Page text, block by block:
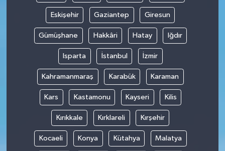
Eskişehir Gaziantep Giresun
Gümüşhane Hakkâri Hatay Iğdır
Isparta İstanbul İzmir
Kahramanmaraş Karabük Karaman
Kars Kastamonu Kayseri Kilis
Kırıkkale Kırklareli Kırşehir
Kocaeli Konya Kütahya Malatya